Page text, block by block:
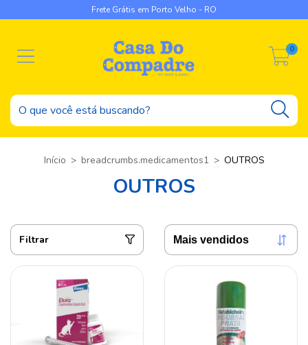
Frete Grátis em Porto Velho - RO
0
Início > breadcrumbs.medicamentos1 > OUTROS
OUTROS
Filtrar